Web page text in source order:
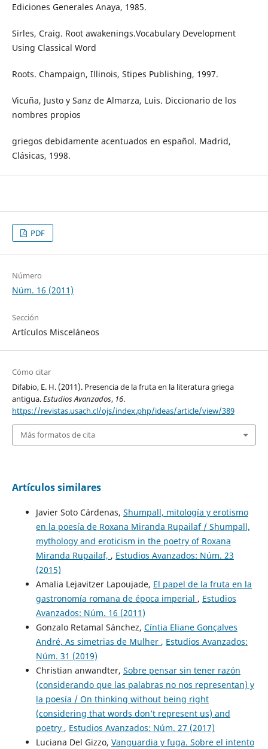
Ediciones Generales Anaya, 1985.
Sirles, Craig. Root awakenings.Vocabulary Development
Using Classical Word
Roots. Champaign, Illinois, Stipes Publishing, 1997.
Vicuña, Justo y Sanz de Almarza, Luis. Diccionario de los
nombres propios
griegos debidamente acentuados en español. Madrid,
Clásicas, 1998.
PDF
Número
Núm. 16 (2011)
Sección
Artículos Misceláneos
Cómo citar
Difabio, E. H. (2011). Presencia de la fruta en la literatura griega
antigua.Estudios Avanzados, 16.
https://revistas.usach.cl/ojs/index.php/ideas/article/view/389
Más formatos de cita
Artículos similares
Javier Soto Cárdenas, Shumpall, mitología y erotismo
en la poesía de Roxana Miranda Rupailaf / Shumpall,
mythology and eroticism in the poetry of Roxana
Miranda Rupailaf, , Estudios Avanzados: Núm. 23
(2015)
Amalia Lejavitzer Lapoujade, El papel de la fruta en la
gastronomía romana de época imperial , Estudios
Avanzados: Núm. 16 (2011)
Gonzalo Retamal Sánchez, Cíntia Eliane Gonçalves
André, As simetrias de Mulher , Estudios Avanzados:
Núm. 31 (2019)
Christian anwandter, Sobre pensar sin tener razón
(considerando que las palabras no nos representan) y
la poesía / On thinking without being right
(considering that words don’t represent us) and
poetry , Estudios Avanzados: Núm. 27 (2017)
Luciana Del Gizzo, Vanguardia y fuga. Sobre el intento